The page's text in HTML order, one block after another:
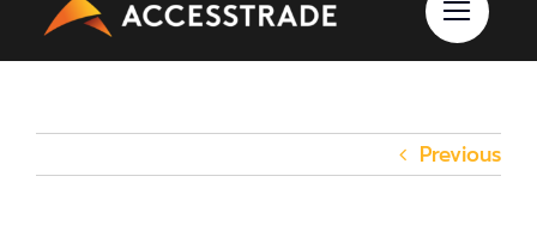
Previous